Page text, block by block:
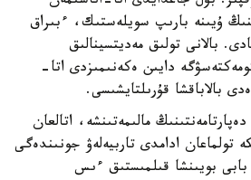
ۇيىنە بارىپ سويلەستىك، ءبىراق
بالانى تولىق مەديتسينالىق
دايىن ەكەنىمىزدى اتا-
بالاباقشا قۇرىلتايشىسى.
مالىمەتىنشە، اتالعان
تولماعان ادامدى تاربيەلەۋ جونىندەگى
بابى بويىنشا قىلمىستىق ءىس